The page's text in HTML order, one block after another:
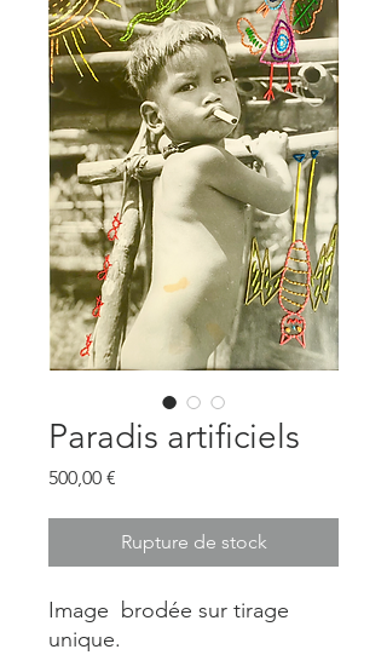
Paradis artificiels
500,00 €
Rupture de stock
Image brodée sur tirage
unique.